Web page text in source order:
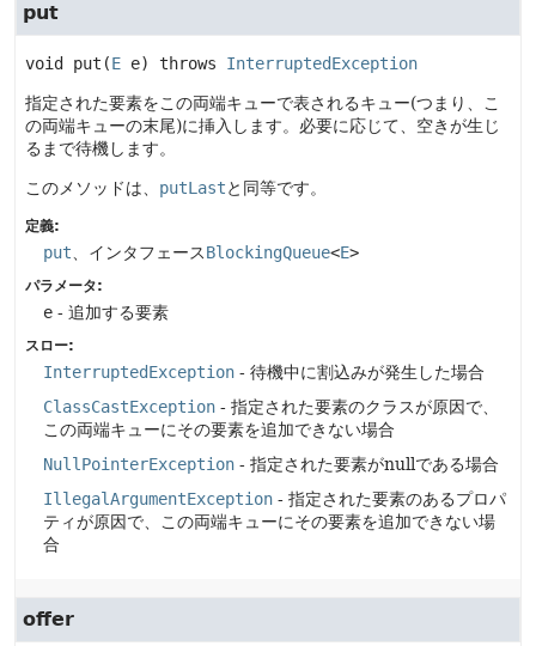
put
void put (E e) throws InterruptedException
指定された要素をこの両端キューで表されるキュー(つまり、こ
の両端キューの末尾)に挿入します。必要に応じて、空きが生じ
るまで待機します。
このメソッドは、 putLastと同等です。
定義:
put 、インタフェースBlockingQueue<E>
パラメータ:
e - 追加する要素
スロー:
InterruptedException - 待機中に割込みが発生した場合
ClassCastException - 指定された要素のクラスが原因で、
この両端キューにその要素を追加できない場合
NullPointerException - 指定された要素がnullである場合
IllegalArgumentException - 指定された要素のあるプロパ
ティが原因で、この両端キューにその要素を追加できない場
合
offer